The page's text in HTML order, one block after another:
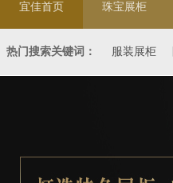
宜佳首页 珠宝展柜
热门搜索关键词： 服装展柜